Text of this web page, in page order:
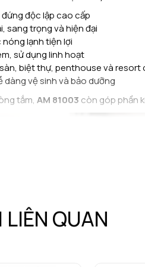
độc lập cao cấp
sang trọng và hiện đại
lạnh tiện lợi
sử dụng linh hoạt
biệt thự, penthouse và resort
vệ sinh và bảo dưỡng
tắm, AM 81003 còn góp phần
QUAN